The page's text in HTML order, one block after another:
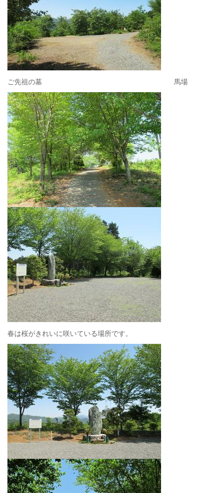
ご先祖の墓 馬場
春は桜がきれいに咲いている場所です。